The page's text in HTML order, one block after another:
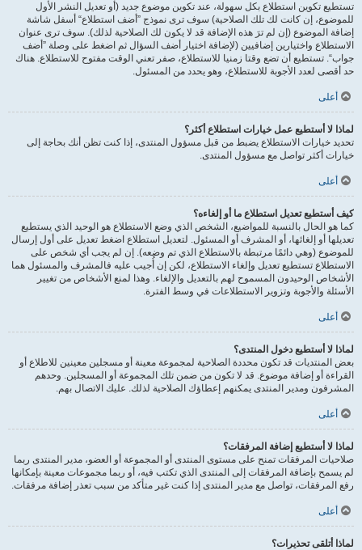
تستطيع تكوين استطلاع بكل سهولة، عند تكوين موضوع جديد (أو تعديل النشر الأول
للموضوع، إن كانت لك تلك الصلاحية) سوف ترى نموذج ”أضف استطلاع“ أسفل شاشة
إضافة الموضوع (إن لم ترَ هذه الإضافة قد لا يكون لك الصلاحية لذلك). سوف ترى عنوان
الاستطلاع واختيارين إضافيين (لإضافة اختيار أضف السؤال ثم اضغط على وصلة ”أضف
جواب“. تستطيع أن تضع وقتا زمنيا للاستطلاع، صفر تعني الوقت مفتوح للاستطلاع. هناك
حد أقصى لعدد الأجوبة للاستطلاع، وهو يحدد من المسئول.
أعلى
لماذا لا أستطيع عمل خيارات استطلاع أكثر؟
تحديد خيارات الاستطلاع يضبط من قبل مسؤول المنتدى، إذا كنت تظن أنك بحاجة إلى
خيارات أكثر تواصل مع مسؤول المنتدى.
أعلى
كيف أستطيع تعديل استطلاع ما أو إلغاءه؟
كما هو الحال بالنسبة للمواضيع، الشخص الذي وضع الاستطلاع هو الوحيد الذي يستطيع
تعديلها أو إلغائها، أو المشرف أو المسئول. لتعديل استطلاع اضغط تعديل على أول إرسال
للموضوع (وهي دائمًا مرتبطة بالاستطلاع الذي تم وضعه). إن لم يجب أي شخص على
الاستطلاع تستطيع تعديل وإلغاء الاستطلاع، لكن إن أُجيب عليه فالمشرف والمسئول هما
الأشخاص الوحيدون المسموح لهم بالتعديل والإلغاء. وهذا لمنع الأشخاص من تغيير
الأسئلة والأجوبة وتزوير الاستطلاعات في وسط الفترة.
أعلى
لماذا لا أستطيع دخول المنتدى؟
بعض المنتديات قد تكون محددة الصلاحية لمجموعة معينة أو مسجلين معينين للاطلاع أو
القراءة أو إضافة موضوع. قد لا تكون من ضمن تلك المجموعة أو المسجلين. وحدهم
المشرفون ومدير المنتدى يمكنهم إعطاؤك الصلاحية لذلك. عليك الاتصال بهم.
أعلى
لماذا لا أستطيع إضافة المرفقات؟
صلاحيات المرفقات تمنح على مستوى المنتدى أو المجموعة أو العضو، مدير المنتدى ربما
لم يسمح بإضافة المرفقات إلى المنتدى الذي تكتب فيه، أو ربما مجموعات معينة بإمكانها
رفع المرفقات، تواصل مع مدير المنتدى إذا كنت غير متأكد من سبب تعذر إضافة مرفقات.
أعلى
لماذا أتلقى تحذيرات؟